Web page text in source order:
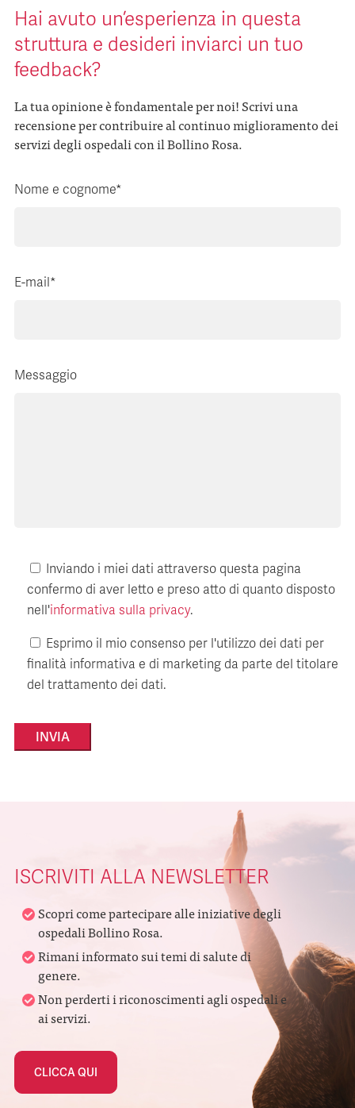
Hai avuto un’esperienza in questa
struttura e desideri inviarci un tuo
feedback?
La tua opinione è fondamentale per noi! Scrivi una
recensione per contribuire al continuo miglioramento dei
servizi degli ospedali con il Bollino Rosa.
Nome e cognome*
E-mail*
Messaggio
Inviando i miei dati attraverso questa pagina
confermo di aver letto e preso atto di quanto disposto
nell'informativa sulla privacy.
Esprimo il mio consenso per l'utilizzo dei dati per
finalità informativa e di marketing da parte del titolare
del trattamento dei dati.
ISCRIVITI ALLA NEWSLETTER
Scopri come partecipare alle iniziative degli
ospedali Bollino Rosa.
Rimani informato sui temi di salute di
genere.
Non perderti i riconoscimenti agli ospedali e
ai servizi.
CLICCA QUI